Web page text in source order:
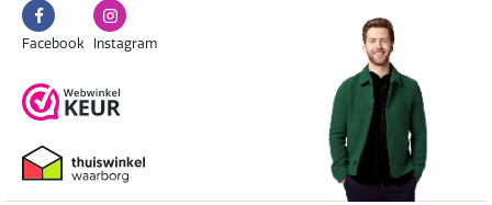
Facebook
Facebook
Instagram
Instagram